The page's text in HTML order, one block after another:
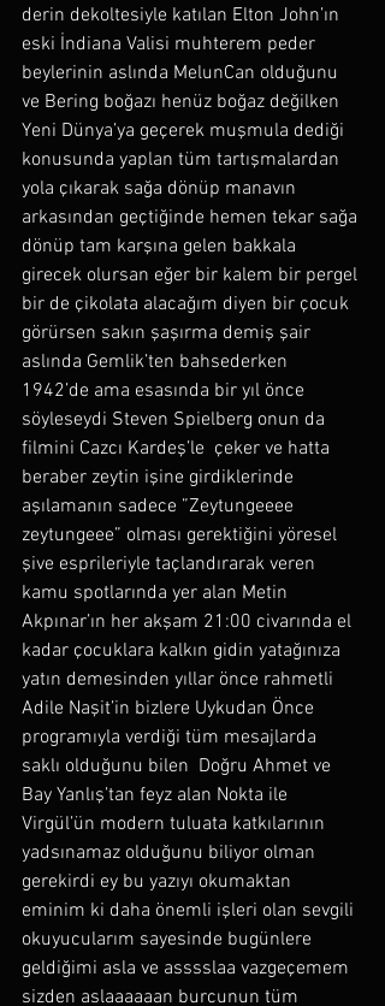
derin dekoltesiyle katılan Elton John’ın
eski İndiana Valisi muhterem peder
beylerinin aslında MelunCan olduğunu
ve Bering boğazı henüz boğaz değilken
Yeni Dünya’ya geçerek muşmula dediği
konusunda yaplan tüm tartışmalardan
yola çıkarak sağa dönüp manavın
arkasından geçtiğinde hemen tekar sağa
dönüp tam karşına gelen bakkala
girecek olursan eğer bir kalem bir pergel
bir de çikolata alacağım diyen bir çocuk
görürsen sakın şaşırma demiş şair
aslında Gemlik’ten bahsederken
1942’de ama esasında bir yıl önce
söyleseydi Steven Spielberg onun da
filmini Cazcı Kardeş’le  çeker ve hatta
beraber zeytin işine girdiklerinde
aşılamanın sadece ”Zeytungeeee
zeytungeee” olması gerektiğini yöresel
şive esprileriyle taçlandırarak veren
kamu spotlarında yer alan Metin
Akpınar’ın her akşam 21:00 civarında el
kadar çocuklara kalkın gidin yatağınıza
yatın demesinden yıllar önce rahmetli
Adile Naşit’in bizlere Uykudan Önce
programıyla verdiği tüm mesajlarda
saklı olduğunu bilen  Doğru Ahmet ve
Bay Yanlış’tan feyz alan Nokta ile
Virgül’ün modern tuluata katkılarının
yadsınamaz olduğunu biliyor olman
gerekirdi ey bu yazıyı okumaktan
eminim ki daha önemli işleri olan sevgili
okuyucularım sayesinde bugünlere
geldiğimi asla ve asssslaa vazgeçemem
sizden aslaaaaaan burcunun tüm